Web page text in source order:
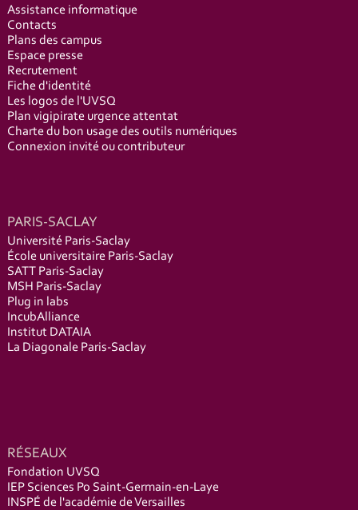
Assistance informatique
Contacts
Plans des campus
Espace presse
Recrutement
Fiche d'identité
Les logos de l'UVSQ
Plan vigipirate urgence attentat
Charte du bon usage des outils numériques
Connexion invité ou contributeur
PARIS-SACLAY
Université Paris-Saclay
École universitaire Paris-Saclay
SATT Paris-Saclay
MSH Paris-Saclay
Plug in labs
IncubAlliance
Institut DATAIA
La Diagonale Paris-Saclay
RÉSEAUX
Fondation UVSQ
IEP Sciences Po Saint-Germain-en-Laye
INSPÉ de l'académie de Versailles